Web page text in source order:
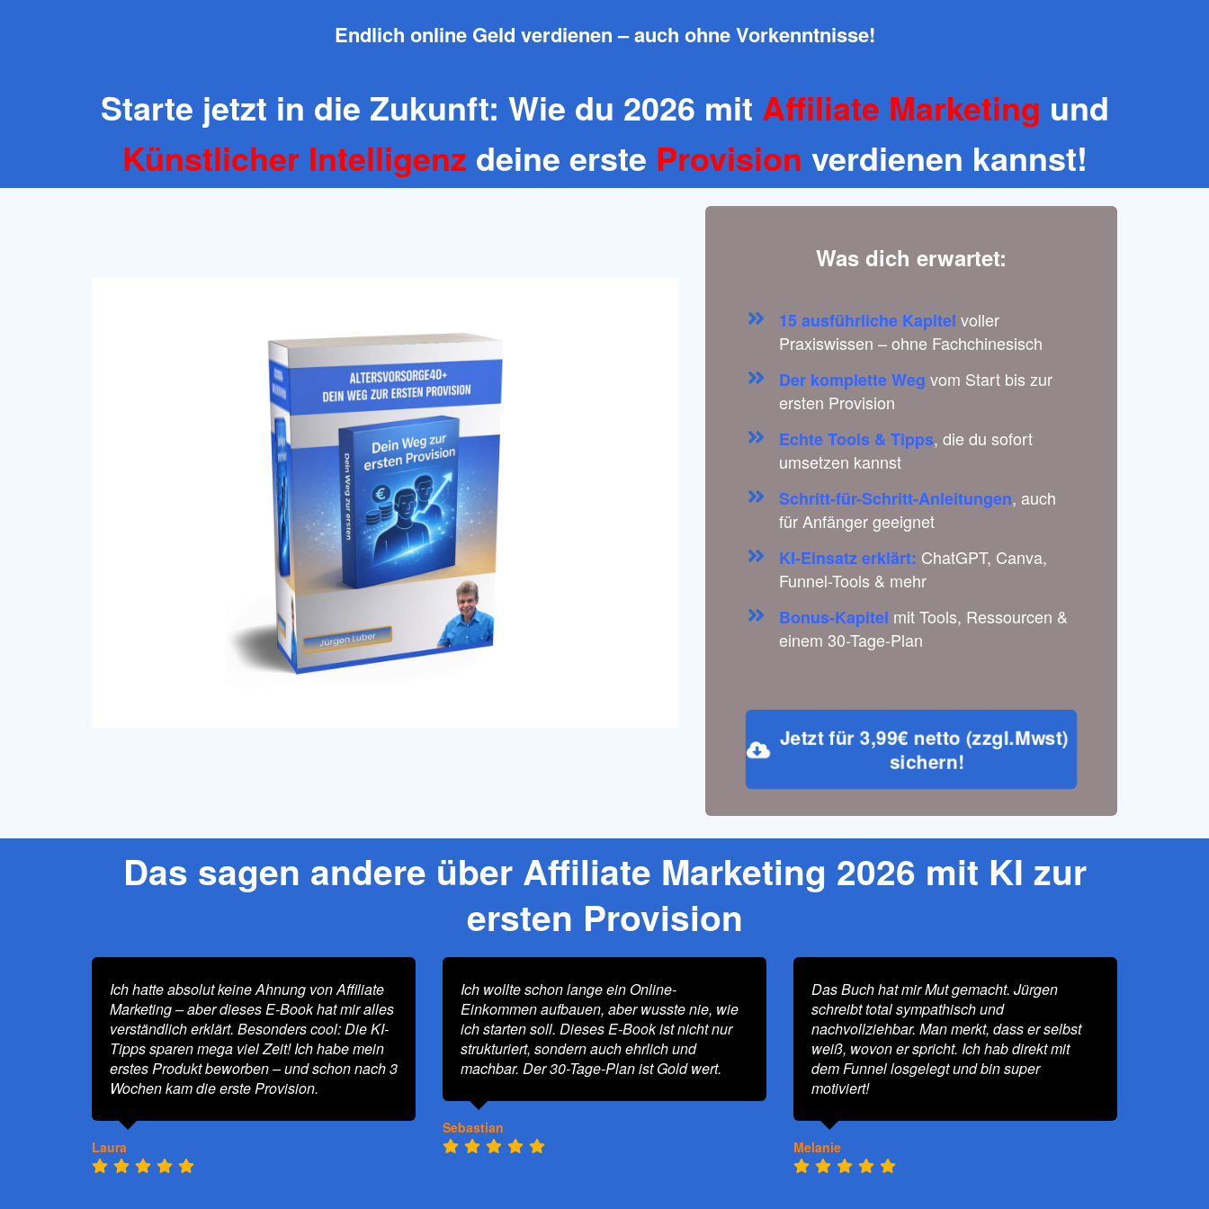
Endlich online Geld verdienen – auch ohne Vorkenntnisse!
Starte jetzt in die Zukunft: Wie du 2026 mit Affiliate Marketing und
Künstlicher Intelligenz deine erste Provision verdienen kannst!
Was dich erwartet:
15 ausführliche Kapitel voller
Praxiswissen – ohne Fachchinesisch
Der komplette Weg vom Start bis zur
ersten Provision
Echte Tools & Tipps, die du sofort
umsetzen kannst
Schritt-für-Schritt-Anleitungen, auch
für Anfänger geeignet
KI-Einsatz erklärt: ChatGPT, Canva,
Funnel-Tools & mehr
Bonus-Kapitel mit Tools, Ressourcen &
einem 30-Tage-Plan
Jetzt für 3,99€ netto (zzgl.Mwst)
sichern!
Das sagen andere über Affiliate Marketing 2026 mit KI zur
ersten Provision
Ich hatte absolut keine Ahnung von Affiliate
Marketing – aber dieses E-Book hat mir alles
verständlich erklärt. Besonders cool: Die KI-
Tipps sparen mega viel Zeit! Ich habe mein
erstes Produkt beworben – und schon nach 3
Wochen kam die erste Provision.
Laura
Ich wollte schon lange ein Online-
Einkommen aufbauen, aber wusste nie, wie
ich starten soll. Dieses E-Book ist nicht nur
strukturiert, sondern auch ehrlich und
machbar. Der 30-Tage-Plan ist Gold wert.
Sebastian
Das Buch hat mir Mut gemacht. Jürgen
schreibt total sympathisch und
nachvollziehbar. Man merkt, dass er selbst
weiß, wovon er spricht. Ich hab direkt mit
dem Funnel losgelegt und bin super
motiviert!
Melanie